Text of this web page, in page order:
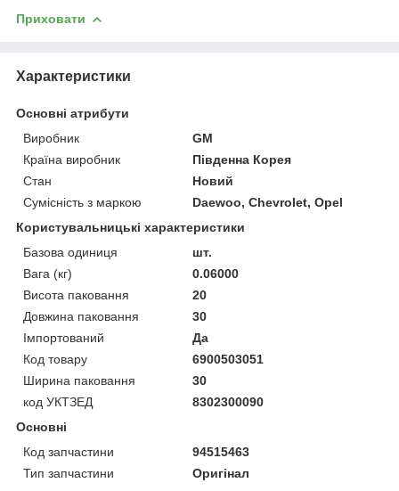
Приховати
Характеристики
Основні атрибути
Виробник
GM
Країна виробник
Південна Корея
Стан
Новий
Сумісність з маркою
Daewoo, Chevrolet, Opel
Користувальницькі характеристики
Базова одиниця
шт.
Вага (кг)
0.06000
Висота паковання
20
Довжина паковання
30
Імпортований
Да
Код товару
6900503051
Ширина паковання
30
код УКТЗЕД
8302300090
Основні
Код запчастини
94515463
Тип запчастини
Оригінал